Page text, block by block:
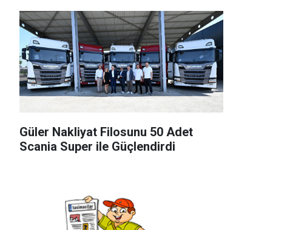
Güler Nakliyat Filosunu 50 Adet
Scania Super ile Güçlendirdi